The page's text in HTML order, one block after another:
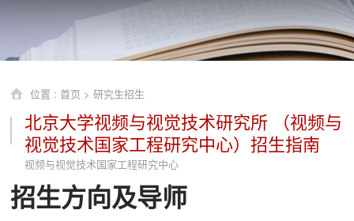
位置 :首页 >研究生招生
北京大学视频与视觉技术研究所 （视频与
视觉技术国家工程研究中心）招生指南
视频与视觉技术国家工程研究中心
招生方向及导师